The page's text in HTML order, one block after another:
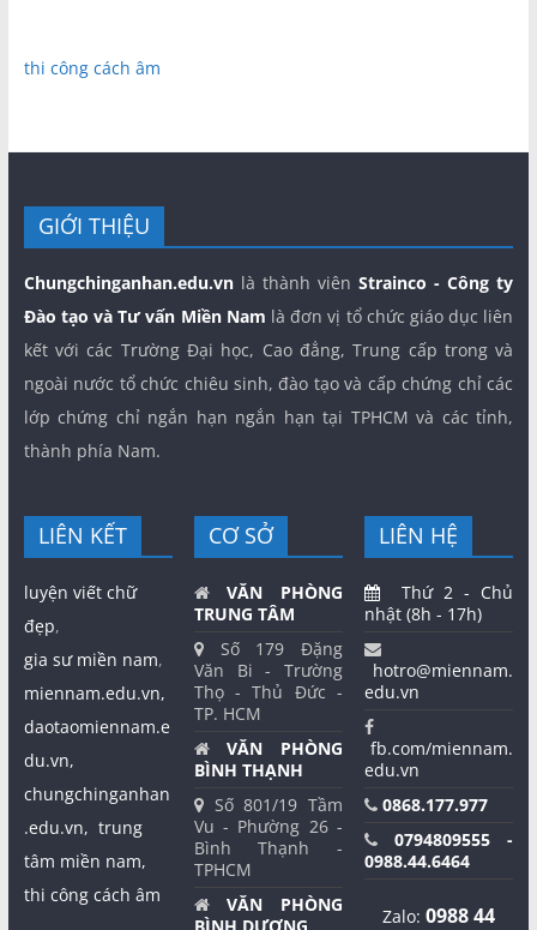
thi công cách âm
GIỚI THIỆU
Chungchinganhan.edu.vnlà thành viênStrainco - Công ty
Đào tạo và Tư vấn Miền Nam là đơn vị tổ chức giáo dục liên
kết với các Trường Đại học, Cao đẳng, Trung cấp trong và
ngoài nước tổ chức chiêu sinh, đào tạo và cấp chứng chỉ các
lớp chứng chỉ ngắn hạn ngắn hạn tại TPHCM và các tỉnh,
thành phía Nam.
LIÊN KẾT
luyện viết chữ
đẹp,
gia sư miền nam,
miennam.edu.vn,
daotaomiennam.e
du.vn,
chungchinganhan
.edu.vn, trung
tâm miền nam,
thi công cách âm
CƠ SỞ
VĂN PHÒNG
TRUNG TÂM
Số 179 Đặng
Văn Bi - Trường
Thọ - Thủ Đức -
TP. HCM
VĂN PHÒNG
BÌNH THẠNH
Số 801/19 Tầm
Vu - Phường 26 -
Bình Thạnh -
TPHCM
VĂN PHÒNG
LIÊN HỆ
Thứ 2 - Chủ
nhật (8h - 17h)
hotro@miennam.
edu.vn
fb.com/miennam.
edu.vn
0868.177.977
0794809555 -
0988.44.6464
Zalo:0988 44